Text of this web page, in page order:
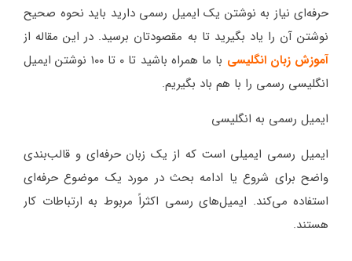
حرفه‌ای نیاز به نوشتن یک ایمیل رسمی دارید باید نحوه صحیح
نوشتن آن را یاد بگیرید تا به مقصودتان برسید. در این مقاله از
آموزش زبان انگلیسی
با ما همراه باشید تا ۰ تا ۱۰۰ نوشتن ایمیل
انگلیسی رسمی را با هم باد بگیریم.
ایمیل رسمی به انگلیسی
ایمیل رسمی ایمیلی است که از یک زبان حرفه‌ای و قالب‌بندی
واضح برای شروع یا ادامه بحث در مورد یک موضوع حرفه‌ای
استفاده می‌کند. ایمیل‌های رسمی اکثراً مربوط به ارتباطات کار
هستند.